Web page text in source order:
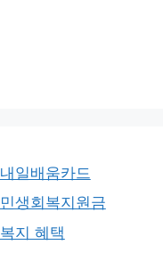
내일배움카드
민생회복지원금
복지 혜택